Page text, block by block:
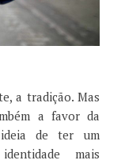
a tradição. Mas
a favor da
ideia de ter um
mais